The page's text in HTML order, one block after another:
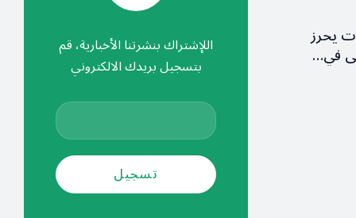
يحرز
في… اللإشتراك بنشرتنا الأخبارية، قم
بتسجيل بريدك الالكتروني